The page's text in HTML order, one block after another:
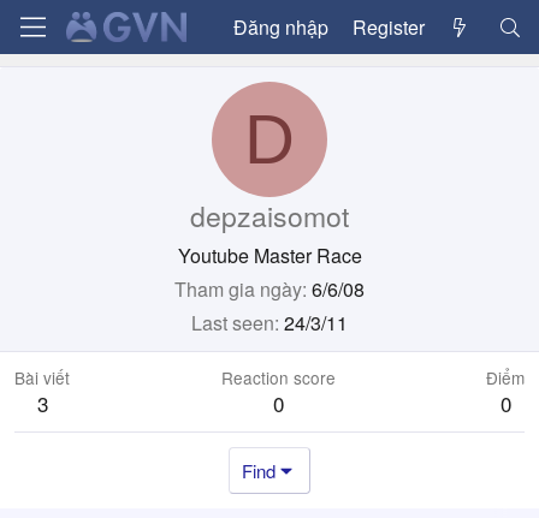
Đăng nhập Register
D
depzaisomot
Youtube Master Race
Tham gia ngày 6/6/08
Last seen 24/3/11
Bài viết
3
Reaction score
0
Điểm
0
Find